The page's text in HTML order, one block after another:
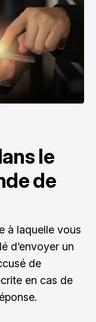
le
de
à laquelle vous
d’envoyer un
de
en cas de